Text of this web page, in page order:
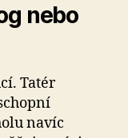
nebo
Tatér
navíc